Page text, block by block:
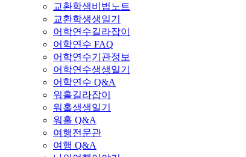
교환학생비법노트
교환학생생일기
어학연수길라잡이
어학연수 FAQ
어학연수기관정보
어학연수생생일기
어학연수 Q&A
워홀길라잡이
워홀생생일기
워홀 Q&A
여행전문관
여행 Q&A